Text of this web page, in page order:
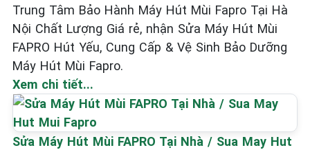
Trung Tâm Bảo Hành Máy Hút Mùi Fapro Tại Hà
Nội Chất Lượng Giá rẻ, nhận Sửa Máy Hút Mùi
FAPRO Hút Yếu, Cung Cấp & Vệ Sinh Bảo Dưỡng
Máy Hút Mùi Fapro.
Xem chi tiết...
Sửa Máy Hút Mùi FAPRO Tại Nhà / Sua May Hut